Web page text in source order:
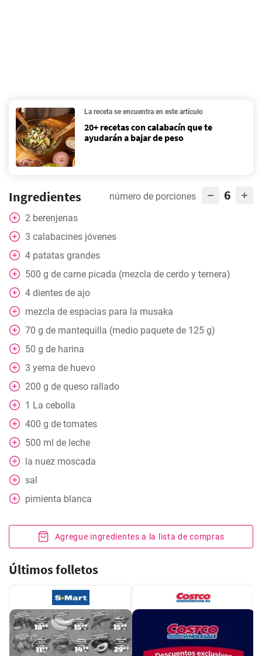
La receta se encuentra en este artículo
20+ recetas con calabacín que te
ayudarán a bajar de peso
Ingredientes número de porciones 6
2 berenjenas
3 calabacines jóvenes
4 patatas grandes
500 g de carne picada (mezcla de cerdo y ternera)
4 dientes de ajo
mezcla de espacias para la musaka
70 g de mantequilla (medio paquete de 125 g)
50 g de harina
3 yema de huevo
200 g de queso rallado
1 La cebolla
400 g de tomates
500 ml de leche
la nuez moscada
sal
pimienta blanca
Agregue ingredientes a la lista de compras
Últimos folletos